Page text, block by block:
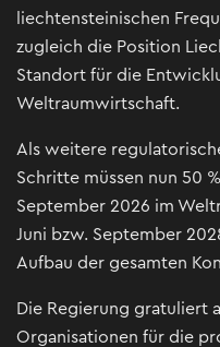
liechtensteinischen
zugleich die Position
Standort für die
Weltraumwirtschaft.
Als weitere
Schritte müssen nun 50
September 2026 im
Juni bzw. September
Aufbau der gesamten
Die Regierung gratuliert
Organisationen für die